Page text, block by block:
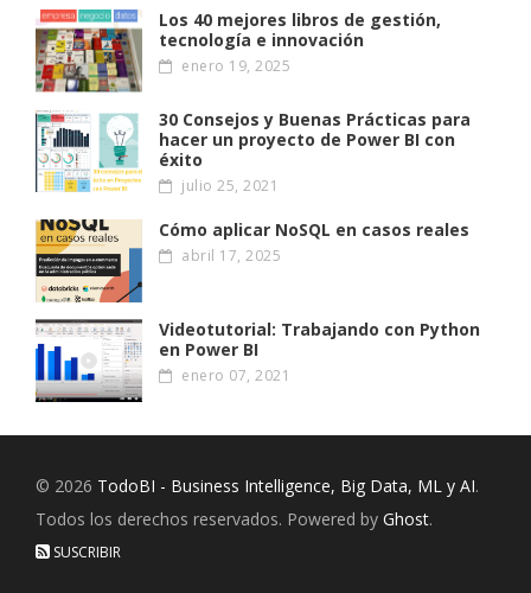
Los 40 mejores libros de gestión,
tecnología e innovación
enero 19, 2025
30 Consejos y Buenas Prácticas para
hacer un proyecto de Power BI con
éxito
julio 25, 2021
Cómo aplicar NoSQL en casos reales
abril 17, 2025
Videotutorial: Trabajando con Python
en Power BI
enero 07, 2021
© 2026 TodoBI - Business Intelligence, Big Data, ML y AI.
Todos los derechos reservados. Powered by Ghost.
SUSCRIBIR